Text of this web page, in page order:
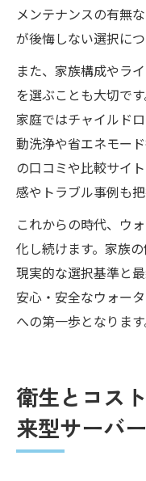
メンテナンスの有無
が後悔しない選択につ
また、家族構成やラ
を選ぶことも大切で
家庭ではチャイルド
動洗浄や省エネモー
の口コミや比較サイ
感やトラブル事例も
これからの時代、ウ
化し続けます。家族
現実的な選択基準と
安心・安全なウォー
への第一歩となります
衛生とコス
来型サーバ